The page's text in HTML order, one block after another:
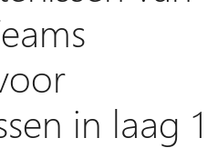
in laag 1